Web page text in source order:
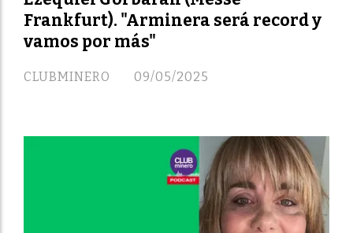
Frankfurt). "Arminera será record y
vamos por más"
CLUBMINERO 09/05/2025